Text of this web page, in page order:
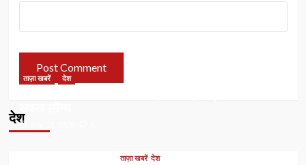
देश
ताज़ा खबरें देश
ताज़ा खबरें देश